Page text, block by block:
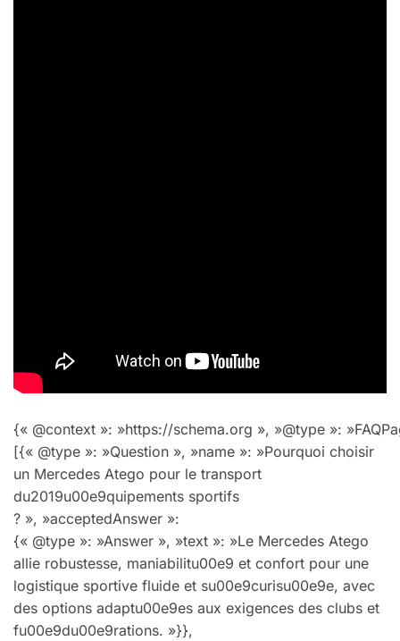
{« @context »: »https://schema.org », »@type »:
[{« @type »: »Question », »name »: »Pourquoi choisir
un Mercedes Atego pour le transport
du2019u00e9quipements sportifs
? », »acceptedAnswer »:
{« @type »: »Answer », »text »: »Le Mercedes Atego
allie robustesse, maniabilitu00e9 et confort pour une
logistique sportive fluide et su00e9curisu00e9e, avec
des options adaptu00e9es aux exigences des clubs et
fu00e9du00e9rations. »}},